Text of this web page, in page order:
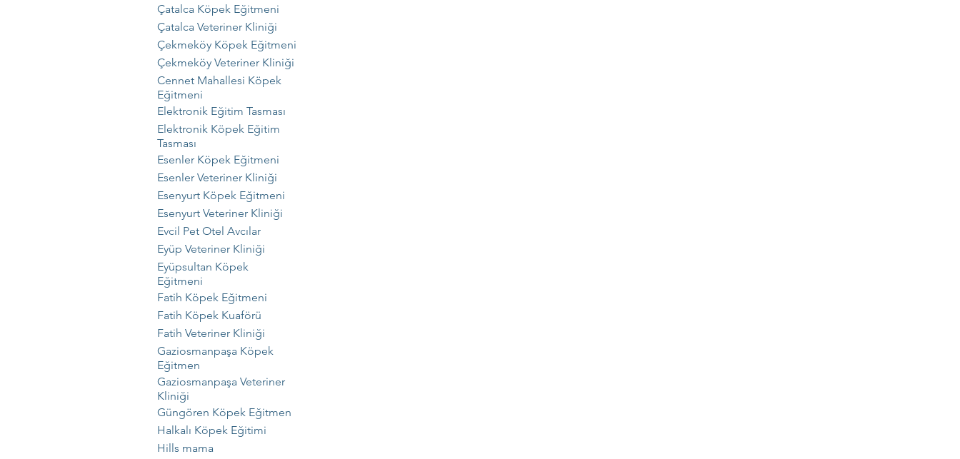
Çatalca Köpek Eğitmeni
Çatalca Veteriner Kliniği
Çekmeköy Köpek Eğitmeni
Çekmeköy Veteriner Kliniği
Cennet Mahallesi Köpek
Eğitmeni
Elektronik Eğitim Tasması
Elektronik Köpek Eğitim
Tasması
Esenler Köpek Eğitmeni
Esenler Veteriner Kliniği
Esenyurt Köpek Eğitmeni
Esenyurt Veteriner Kliniği
Evcil Pet Otel Avcılar
Eyüp Veteriner Kliniği
Eyüpsultan Köpek
Eğitmeni
Fatih Köpek Eğitmeni
Fatih Köpek Kuaförü
Fatih Veteriner Kliniği
Gaziosmanpaşa Köpek
Eğitmen
Gaziosmanpaşa Veteriner
Kliniği
Güngören Köpek Eğitmen
Halkalı Köpek Eğitimi
Hills mama